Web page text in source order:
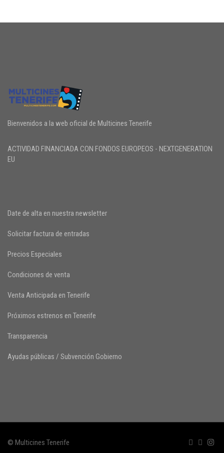
Bienvenidos a la web oficial de Multicines Tenerife
ACTIVIDAD FINANCIADA CON FONDOS EUROPEOS - NEXTGENERATION
EU
Date de alta en nuestra newsletter
Solicitar factura de entradas
Precios Especiales
Condiciones de venta
Venta Anticipada en Tenerife
Próximos estrenos en Tenerife
Transparencia
Ayudas públicas / Subvención Gobierno
© Multicines Tenerife